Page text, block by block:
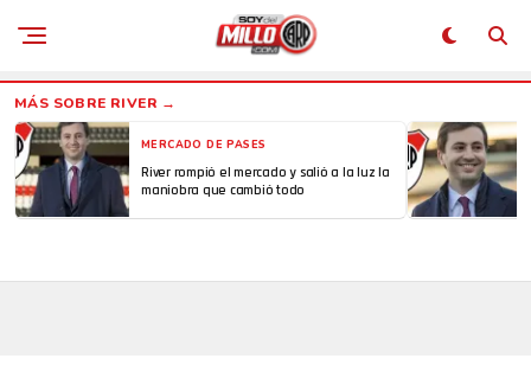
MERCADO DE PASES
River rompió el mercado y salió a la luz la
maniobra que cambió todo